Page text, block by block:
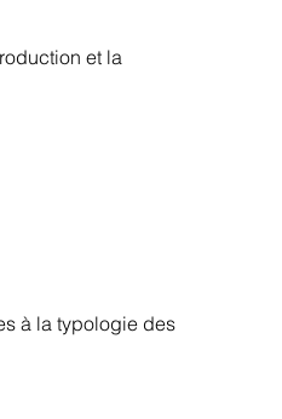
et la
à la typologie des